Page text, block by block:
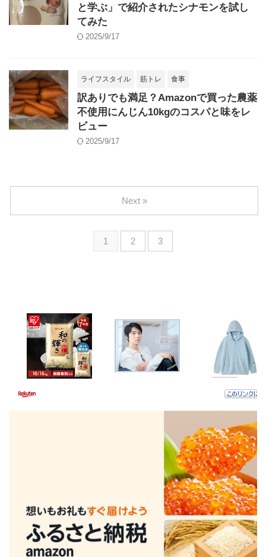
と学ぶ」で紹介されたシナモンを試し
てみた
2025/9/17
ライフスタイル 筋トレ 食事
訳ありでも満足？Amazonで買った農薬
不使用にんじん10kgのコスパと味をレ
ビュー
2025/9/17
1 2 3
Next »